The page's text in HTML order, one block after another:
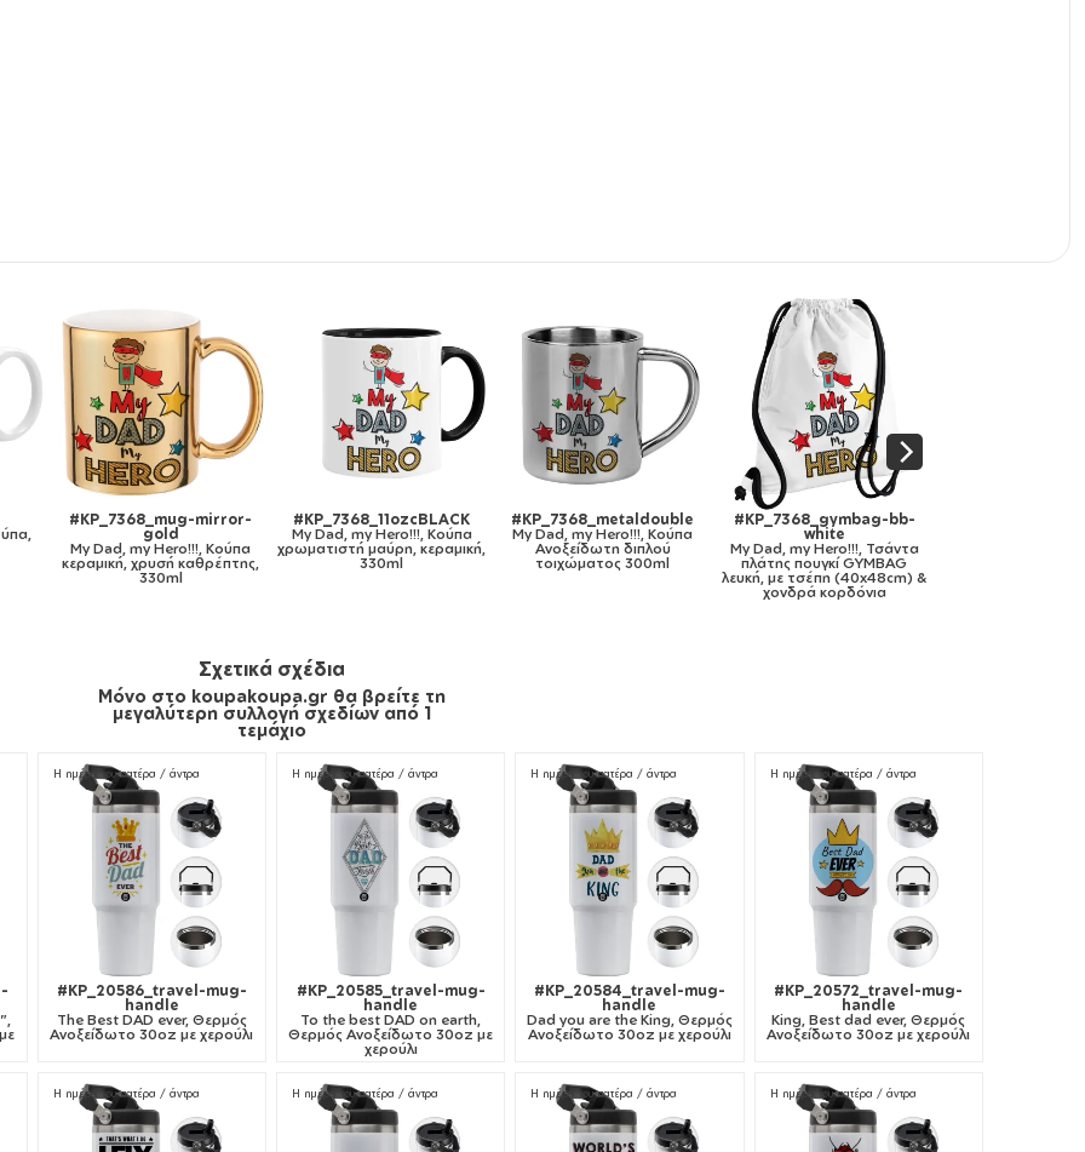
#KP_7368_mug-mirror-
gold
My Dad, my Hero!!!, Κούπα
κεραμική, χρυσή καθρέπτης,
330ml
#KP_7368_11ozcBLACK
My Dad, my Hero!!!, Κούπα
χρωματιστή μαύρη, κεραμική,
330ml
#KP_7368_metaldouble
My Dad, my Hero!!!, Κούπα
Ανοξείδωτη διπλού
τοιχώματος 300ml
#KP_7368_gymbag-bb-
white
My Dad, my Hero!!!, Τσάντα
πλάτης πουγκί GYMBAG
λευκή, με τσέπη (40x48cm) &
χονδρά κορδόνια
Σχετικά σχέδια
Μόνο στο koupakoupa.gr θα βρείτε τη
μεγαλύτερη συλλογή σχεδίων από 1
τεμάχιο
Η ημέρα του πατέρα / άντρα
#KP_20586_travel-mug-
handle
The Best DAD ever, Θερμός
Ανοξείδωτο 30oz με χερούλι
Η ημέρα του πατέρα / άντρα
#KP_20585_travel-mug-
handle
To the best DAD on earth,
Θερμός Ανοξείδωτο 30oz με
χερούλι
Η ημέρα του πατέρα / άντρα
#KP_20584_travel-mug-
handle
Dad you are the King, Θερμός
Ανοξείδωτο 30oz με χερούλι
Η ημέρα του πατέρα / άντρα
#KP_20572_travel-mug-
handle
King, Best dad ever, Θερμός
Ανοξείδωτο 30oz με χερούλι
Η ημέρα του πατέρα / άντρα Η ημέρα του πατέρα / άντρα Η ημέρα του πατέρα / άντρα Η ημέρα του πατέρα / άντρα